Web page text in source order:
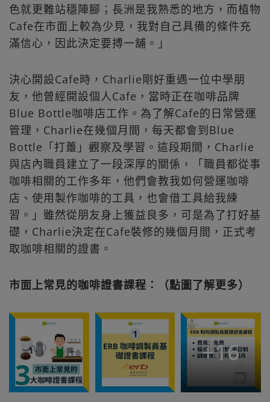
色就更難站穩陣腳；長洲是我熟悉的地方，而植物
Cafe在市面上較為少見，我對自己具備的條件充
滿信心，因此決定要搏一舖。」
決心開設Cafe時，Charlie剛好重遇一位中學朋
友，他曾經開設個人Cafe，當時正在咖啡品牌
Blue Bottle咖啡店工作。為了解Cafe的日常營運
管理，Charlie在幾個月間，每天都會到Blue
Bottle「打躉」觀察及學習。這段期間，Charlie
與店內職員建立了一段深厚的關係，「職員都從事
咖啡相關的工作多年，他們會教我如何營運咖啡
店、使用製作咖啡的工具，也會借工具給我練
習。」雖然從朋友身上獲益良多，可是為了打好基
礎，Charlie決定在Cafe裝修的幾個月間，正式考
取咖啡相關的證書。
市面上常見的咖啡證書課程：（點圖了解更多）
+16